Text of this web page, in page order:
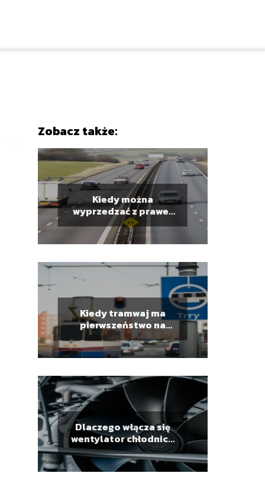
Zobacz także:
Kiedy można
wyprzedzać z prawej
strony?
Kiedy tramwaj ma
pierwszeństwo na
drodze?
Dlaczego włącza się
wentylator chłodnicy
na zimnym silniku?